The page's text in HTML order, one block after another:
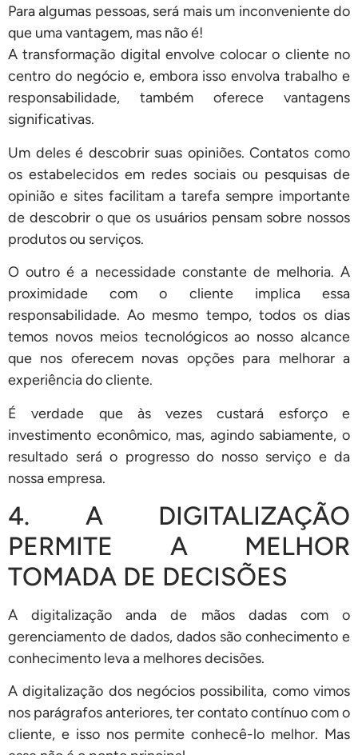
Para algumas pessoas, será mais um inconveniente do
que uma vantagem, mas não é!
A transformação digital envolve colocar o cliente no
centro do negócio e, embora isso envolva trabalho e
responsabilidade, também oferece vantagens
significativas.
Um deles é descobrir suas opiniões. Contatos como
os estabelecidos em redes sociais ou pesquisas de
opinião e sites facilitam a tarefa sempre importante
de descobrir o que os usuários pensam sobre nossos
produtos ou serviços.
O outro é a necessidade constante de melhoria. A
proximidade com o cliente implica essa
responsabilidade. Ao mesmo tempo, todos os dias
temos novos meios tecnológicos ao nosso alcance
que nos oferecem novas opções para melhorar a
experiência do cliente.
É verdade que às vezes custará esforço e
investimento econômico, mas, agindo sabiamente, o
resultado será o progresso do nosso serviço e da
nossa empresa.
4. A DIGITALIZAÇÃO
PERMITE A MELHOR
TOMADA DE DECISÕES
A digitalização anda de mãos dadas com o
gerenciamento de dados, dados são conhecimento e
conhecimento leva a melhores decisões.
A digitalização dos negócios possibilita, como vimos
nos parágrafos anteriores, ter contato contínuo com o
cliente, e isso nos permite conhecê-lo melhor. Mas